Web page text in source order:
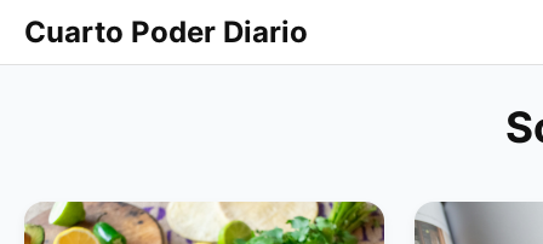
Cuarto Poder Diario